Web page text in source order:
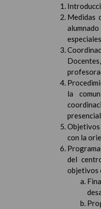
Medidas
especiales
la
Objetivos
con la
del
objetivos